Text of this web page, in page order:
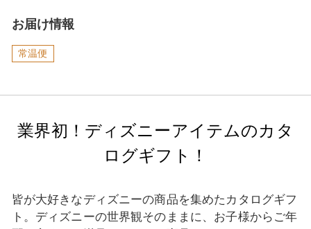
お届け情報
常温便
業界初！ディズニーアイテムのカタ
ログギフト！
皆が大好きなディズニーの商品を集めたカタログギフ
ト。ディズニーの世界観そのままに、お子様からご年